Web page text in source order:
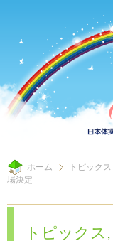
ホーム トピックス
場決定
トピックス ,